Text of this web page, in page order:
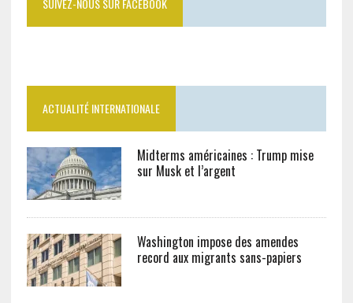
SUIVEZ-NOUS SUR FACEBOOK
ACTUALITÉ INTERNATIONALE
Midterms américaines : Trump mise
sur Musk et l’argent
Washington impose des amendes
record aux migrants sans-papiers